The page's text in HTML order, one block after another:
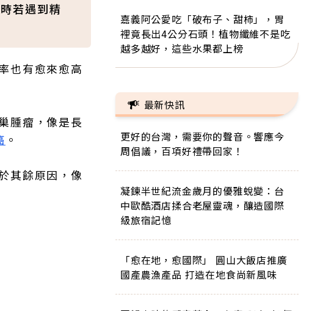
若遇到精
也有愈來愈高
腫瘤，像是長
。
其餘原因，像
嘉義阿公愛吃「破布子、甜柿」，胃
裡竟長出4公分石頭！植物纖維不是吃
越多越好，這些水果都上榜
最新快訊
更好的台灣，需要你的聲音。響應今
周倡議，百項好禮帶回家！
凝鍊半世紀流金歲月的優雅蛻變：台
中歐酷酒店揉合老屋靈魂，釀造國際
級旅宿記憶
「愈在地，愈國際」 圓山大飯店推廣
國產農漁產品 打造在地食尚新風味